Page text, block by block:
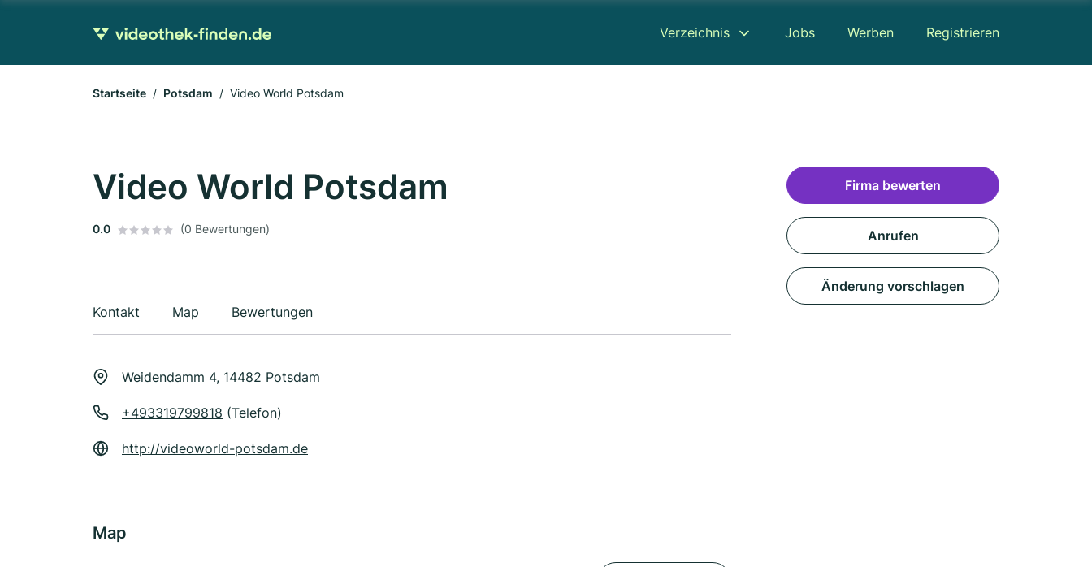
Verzeichnis Jobs Werben Registrieren
Startseite Potsdam Video World Potsdam
Video World Potsdam
0.0 (0 Bewertungen)
Kontakt Map Bewertungen
Weidendamm 4, 14482 Potsdam
+493319799818 (Telefon)
http://videoworld-potsdam.de
Map
Firma bewerten
Anrufen
Änderung vorschlagen